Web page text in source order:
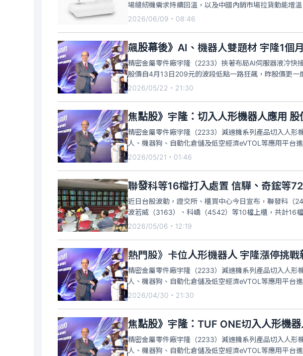
場縫紉機需求持續回溫，以及中國內銷市場拉貨動能增
南地區近期船期與訂艙資源較為吃緊，部分訂單遞延至6
2026/06/09・08:46
飆股幕後》AI、機器人雙題材 宇隆1個
精密金屬零件廠宇隆（2233）挾著布局AI伺服器液冷快
股價自4月13日209元的波段低點一路狂飆，昨股價更
幅達78%，不過昨日最終漲幅收斂，收在347元。外資
2026/05/22・21:30
焦點股》宇隆：切入人形機器人應用 股
精密金屬零件廠宇隆（2233）減速機系列產品切入人形
人、機器狗、自動化倉儲及低空經濟eVTOL等應用平台
板，創新天價，截至9:40分成交量2116張。宇隆4月營
2026/05/21・01:46
聯發科等16檔打入處置 信驊、奇鋐等
近日台股波動，證交所、櫃買中心今日宣布，聯發科（
波若威（3163）、科嶠（4542）等10檔上櫃，共計16
票。根據證交所公告，從7日至本月20日打入處置的上市
2026/05/06・12:19
熱門股》卡位人形機器人 宇隆漲停挑戰
精密金屬零件廠宇隆（2233）減速機系列產品切入人形
人、機器狗、自動化倉儲及低空經濟eVTOL等應用平台
底開始出貨，激勵宇隆股價連4漲，昨強攻漲停300元，
2026/04/30・21:30
焦點股》宇隆：TUF ONE切入人形機
精密金屬零件廠宇隆（2233）減速機系列產品切入人形
人、機器狗、自動化倉儲及低空經濟eVTOL等應用平台